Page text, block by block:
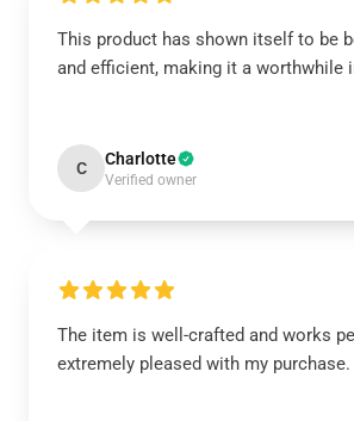
This product has shown itself to be
and efficient, making it a worthwhile
C Charlotte
Verified owner
The item is well-crafted and works
extremely pleased with my purchase.